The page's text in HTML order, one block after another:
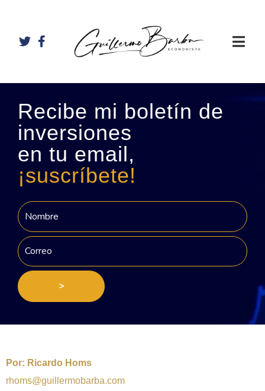
Recibe mi boletín de
inversiones
en tu email,
¡suscríbete!
>
Por: Ricardo Homs
rhoms@guillermobarba.com